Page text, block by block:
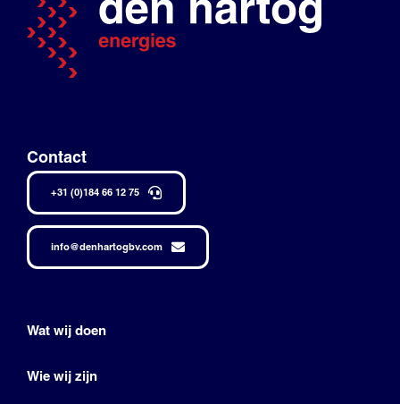
Contact
+31 (0)184 66 12 75
info@denhartogbv.com
Wat wij doen
Wie wij zijn